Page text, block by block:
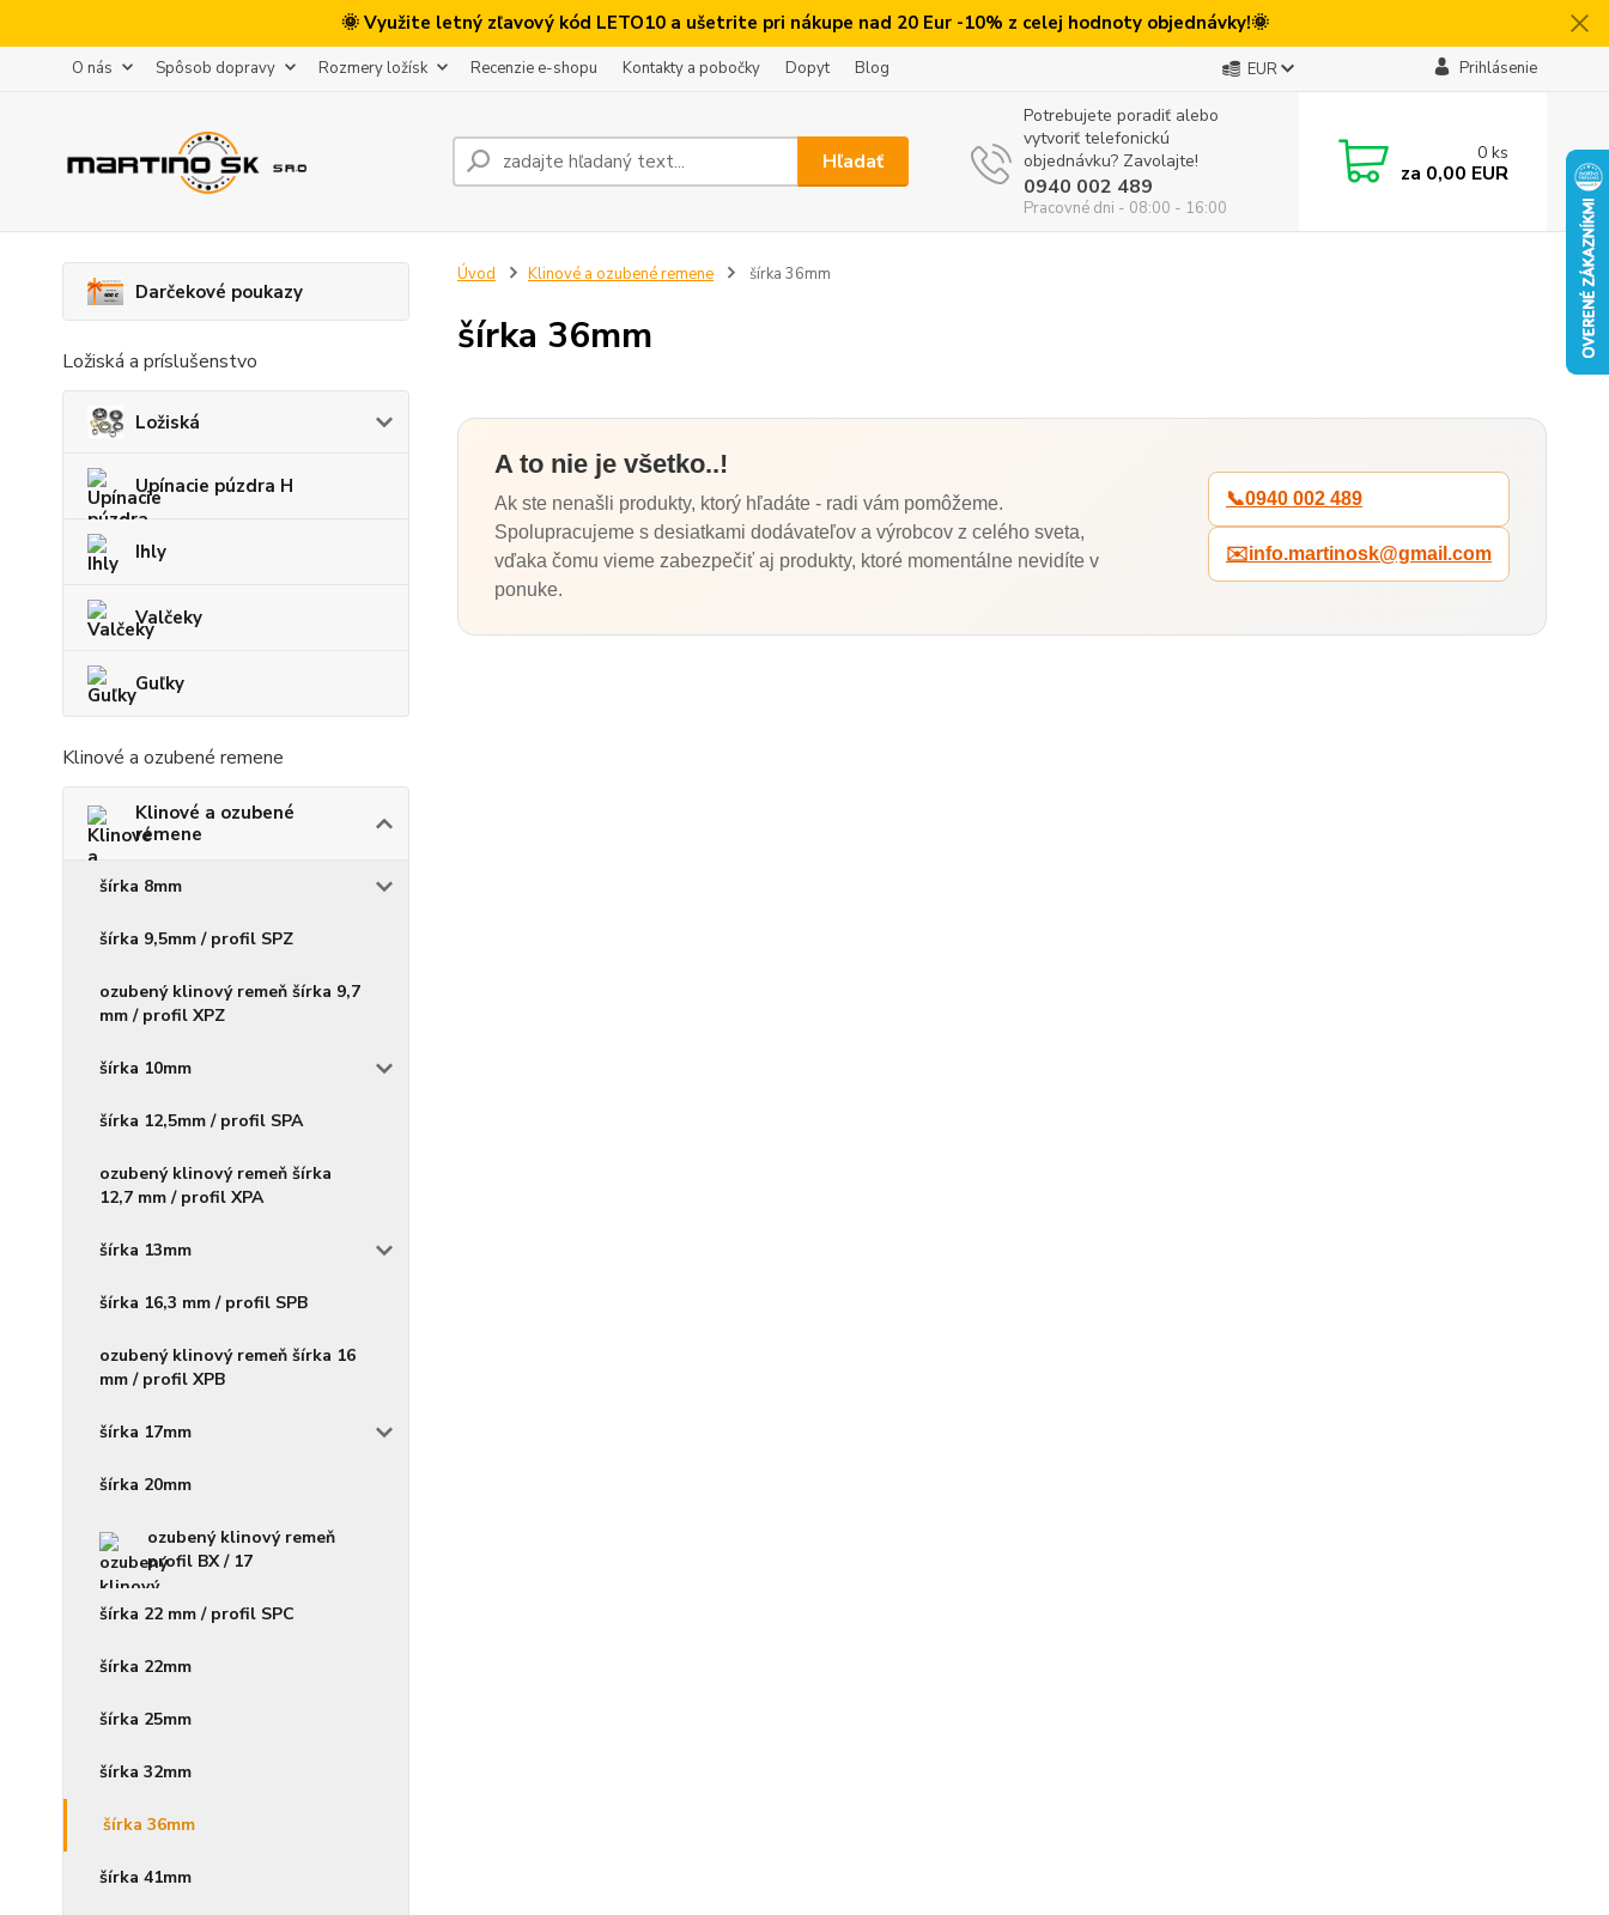
🌞 Využite letný zľavový kód LETO10 a ušetrite pri nákupe nad 20 Eur -10% z celej hodnoty objednávky!🌞
O nás Spôsob dopravy Rozmery ložísk Recenzie e-shopu Kontakty a pobočky Dopyt Blog EUR Prihlásenie
Hľadať
Potrebujete poradiť alebo
vytvoriť telefonickú
objednávku? Zavolajte!
0940 002 489
Pracovné dni - 08:00 - 16:00
0 ks
za 0,00 EUR
Darčekové poukazy
Ložiská a príslušenstvo
Ložiská
Upínacie púzdra H
Ihly
Valčeky
Guľky
Klinové a ozubené remene
Klinové a ozubené
remene
šírka 8mm
šírka 9,5mm / profil SPZ
ozubený klinový remeň šírka 9,7
mm / profil XPZ
šírka 10mm
šírka 12,5mm / profil SPA
ozubený klinový remeň šírka
12,7 mm / profil XPA
šírka 13mm
šírka 16,3 mm / profil SPB
ozubený klinový remeň šírka 16
mm / profil XPB
šírka 17mm
šírka 20mm
ozubený klinový remeň
profil BX / 17
šírka 22 mm / profil SPC
šírka 22mm
šírka 25mm
šírka 32mm
šírka 36mm
šírka 41mm
Úvod Klinové a ozubené remene šírka 36mm
šírka 36mm
A to nie je všetko..!
Ak ste nenašli produkty, ktorý hľadáte - radi vám pomôžeme.
Spolupracujeme s desiatkami dodávateľov a výrobcov z celého sveta,
vďaka čomu vieme zabezpečiť aj produkty, ktoré momentálne nevidíte v
ponuke.
📞0940 002 489
✉️info.martinosk@gmail.com